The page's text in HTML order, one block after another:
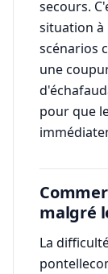
secours.
situation à
scénarios
une
pour que
malgré
La